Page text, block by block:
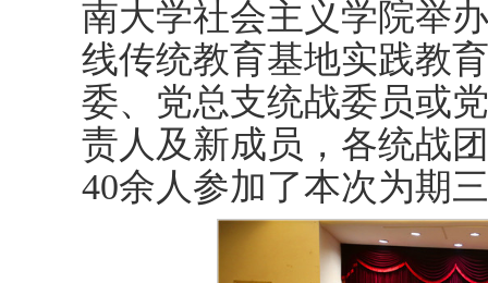
南大学社会主义学院举
线传统教育基地实践教
委、党总支统战委员或
责人及新成员，各统战
40余人参加了本次为期